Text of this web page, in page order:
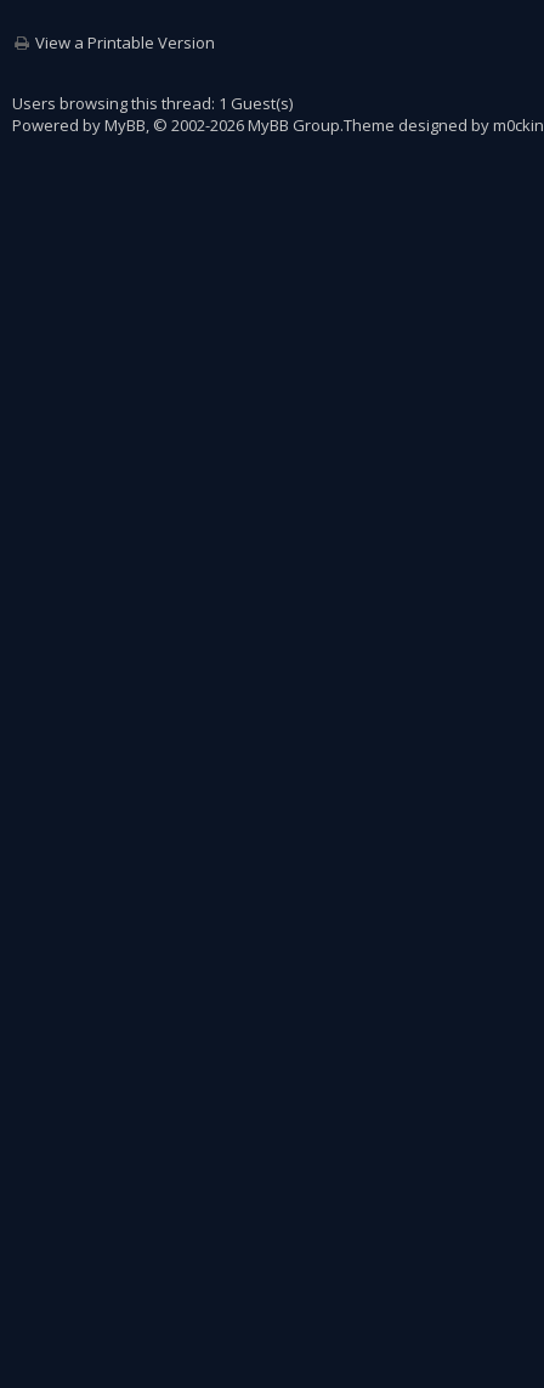
View a Printable Version
Users browsing this thread: 1 Guest(s)
Powered byMyBB, © 2002-2026MyBB Group.Theme designed by